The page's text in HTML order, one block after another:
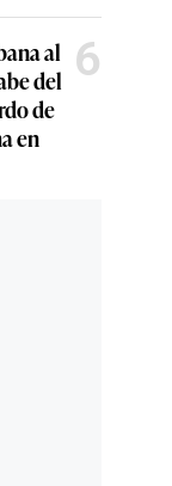
al
del
de
en
6